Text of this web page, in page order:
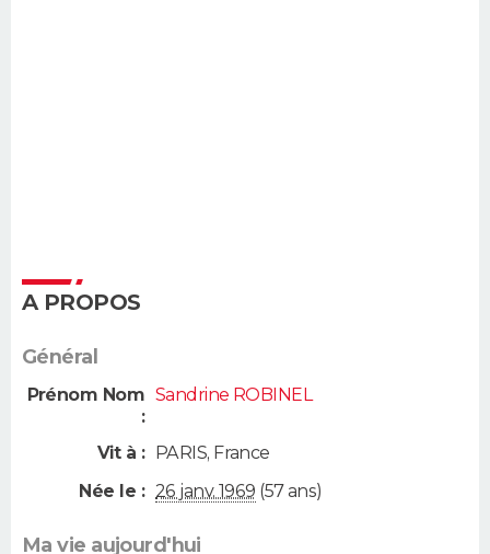
A PROPOS
Général
Prénom Nom
:
Sandrine ROBINEL
Vit à : PARIS, France
Née le : 26 janv. 1969 (57 ans)
Ma vie aujourd'hui